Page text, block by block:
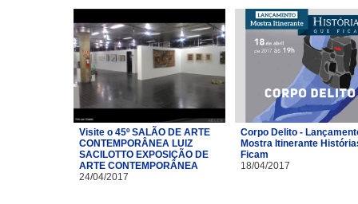
Visite o 45º SALÃO DE ARTE
CONTEMPORÂNEA LUIZ
SACILOTTO EXPOSIÇÃO DE
ARTE CONTEMPORÂNEA
24/04/2017
Corpo Delito -
Mostra Itinerante
Ficam
18/04/2017